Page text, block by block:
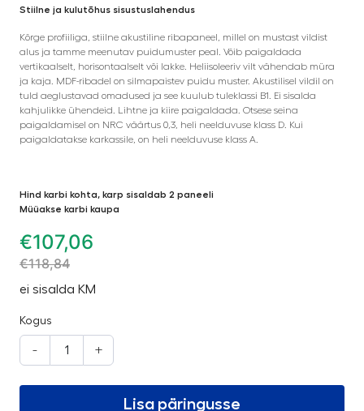
Stiilne ja kulutõhus sisustuslahendus
Kõrge profiiliga, stiilne akustiline ribapaneel, millel on mustast vildist
alus ja tamme meenutav puidumuster peal. Võib paigaldada
vertikaalselt, horisontaalselt või lakke. Heliisoleeriv vilt vähendab müra
ja kaja. MDF-ribadel on silmapaistev puidu muster. Akustilisel vildil on
tuld aeglustavad omadused ja see kuulub tuleklassi B1. Ei sisalda
kahjulikke ühendeid. Lihtne ja kiire paigaldada. Otsese seina
paigaldamisel on NRC väärtus 0,3, heli neelduvuse klass D. Kui
paigaldatakse karkassile, on heli neelduvuse klass A.
Hind karbi kohta, karp sisaldab 2 paneeli
Müüakse karbi kaupa
€107,06
€118,84
ei sisalda KM
Kogus
- +
Lisa päringusse